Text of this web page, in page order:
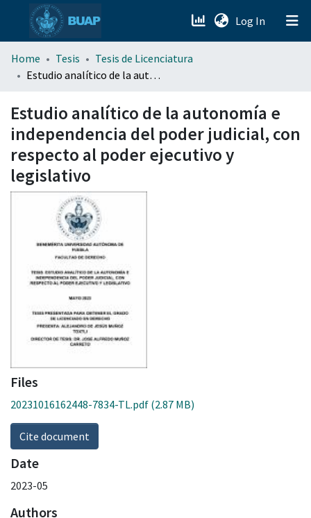
Log In (current)
menu.section.about_menu
Home Tesis
Tesis de Licenciatura
Estudio analítico de la autonomía e independencia del poder judicial, con respecto al poder ejecutivo y legislativo
Estudio analítico de la autonomía e
independencia del poder judicial, con
respecto al poder ejecutivo y
legislativo
Files
20231016162448-7834-TL.pdf (2.87 MB)
Cite document
Date
2023-05
Authors